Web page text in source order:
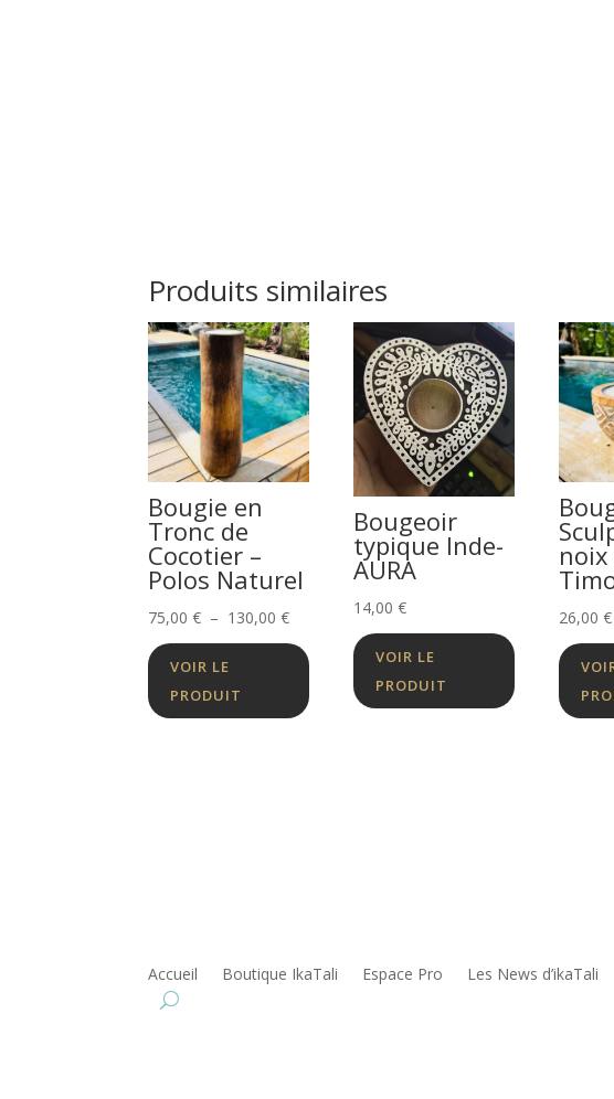
Produits similaires
Bougie en
Tronc de
Cocotier –
Polos Naturel
75,00€ – 130,00€Plage
de
75,00 €
VOIR LE
PRODUIT
Bougeoir
typique Inde-
AURA
14,00€
VOIR LE
PRODUIT
noix
26,00€
Accueil Boutique IkaTali Espace Pro Les News d’ikaTali